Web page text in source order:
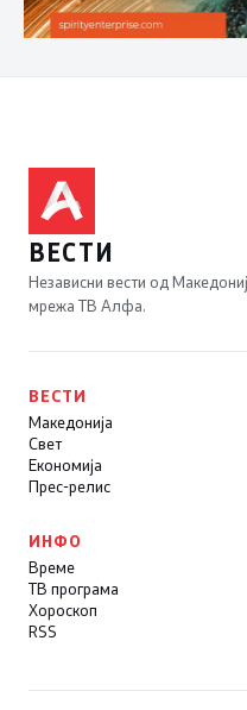
ВЕСТИ
Независни вести од
мрежа ТВ Алфа.
ВЕСТИ
Македонија
Свет
Економија
Прес-релис
ИНФО
Време
ТВ програма
Хороскоп
RSS